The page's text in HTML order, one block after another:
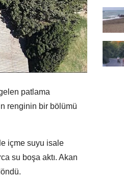
patlama
renginin bir bölümü
içme suyu isale
su boşa aktı. Akan